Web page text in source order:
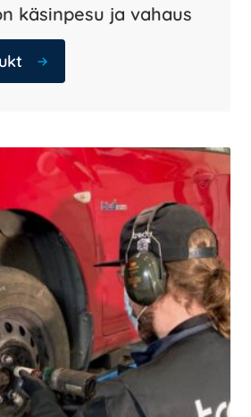
käsinpesu ja vahaus